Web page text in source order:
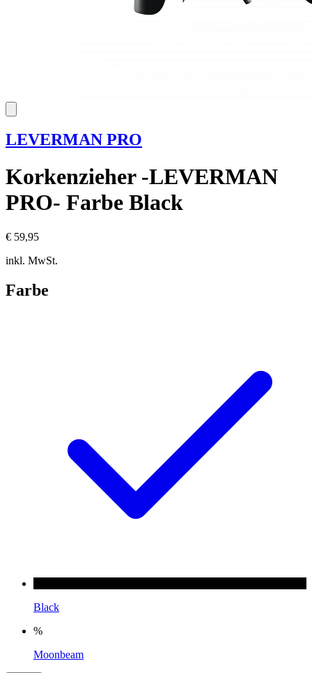
LEVERMAN PRO
Korkenzieher -LEVERMAN
PRO- Farbe Black
€ 59,95
inkl. MwSt.
Farbe
Black
%
Moonbeam